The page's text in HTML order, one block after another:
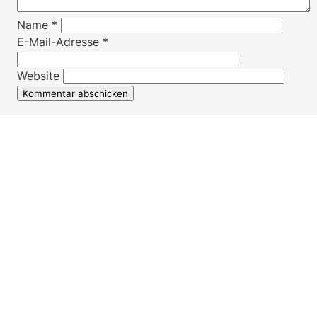
Name *
E-Mail-Adresse *
Website